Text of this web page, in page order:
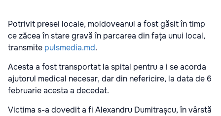
Potrivit presei locale, moldoveanul a fost găsit în timp
ce zăcea în stare gravă în parcarea din fața unui local,
transmite pulsmedia.md.
Acesta a fost transportat la spital pentru a i se acorda
ajutorul medical necesar, dar din nefericire, la data de 6
februarie acesta a decedat.
Victima s-a dovedit a fi Alexandru Dumitrașcu, în vârstă